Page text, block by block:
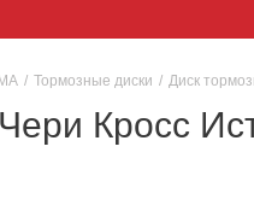
/ Тормозные диски / Диск
Кросс